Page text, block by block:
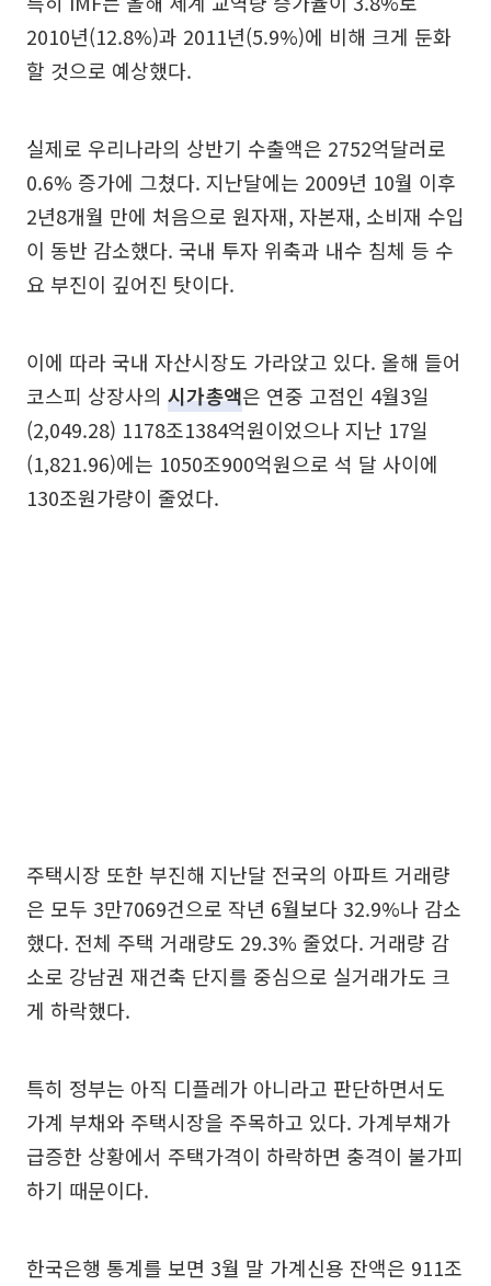
2010년(12.8%)과 2011년(5.9%)에 비해 크게 둔화
할 것으로 예상했다.
실제로 우리나라의 상반기 수출액은 2752억달러로
0.6% 증가에 그쳤다. 지난달에는 2009년 10월 이후
2년8개월 만에 처음으로 원자재, 자본재, 소비재 수입
이 동반 감소했다. 국내 투자 위축과 내수 침체 등 수
요 부진이 깊어진 탓이다.
이에 따라 국내 자산시장도 가라앉고 있다. 올해 들어
코스피 상장사의 시가총액은 연중 고점인 4월3일
(2,049.28) 1178조1384억원이었으나 지난 17일
(1,821.96)에는 1050조900억원으로 석 달 사이에
130조원가량이 줄었다.
주택시장 또한 부진해 지난달 전국의 아파트 거래량
은 모두 3만7069건으로 작년 6월보다 32.9%나 감소
했다. 전체 주택 거래량도 29.3% 줄었다. 거래량 감
소로 강남권 재건축 단지를 중심으로 실거래가도 크
게 하락했다.
특히 정부는 아직 디플레가 아니라고 판단하면서도
가계 부채와 주택시장을 주목하고 있다. 가계부채가
급증한 상황에서 주택가격이 하락하면 충격이 불가피
하기 때문이다.
한국은행 통계를 보면 3월 말 가계신용 잔액은 911조